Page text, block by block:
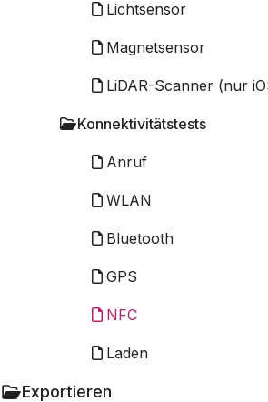
Lichtsensor
Magnetsensor
LiDAR-Scanner (nur
Konnektivitätstests
Anruf
WLAN
Bluetooth
GPS
NFC
Laden
Exportieren